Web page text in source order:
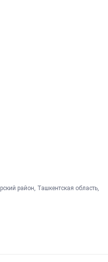
район, Ташкентская область,